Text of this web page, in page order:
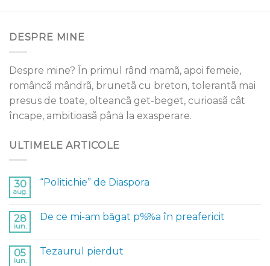
DESPRE MINE
Despre mine? În primul rând mamã, apoi femeie,
româncã mândrã, brunetã cu breton, tolerantã mai
presus de toate, olteancã get-beget, curioasã cât
încape, ambitioasã pânä la exasperare.
ULTIMELE ARTICOLE
30
aug.
“Politichie” de Diaspora
28
iun.
De ce mi-am băgat p%%a în preafericit
05
iun.
Tezaurul pierdut